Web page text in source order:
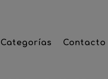
Categorías Contacto